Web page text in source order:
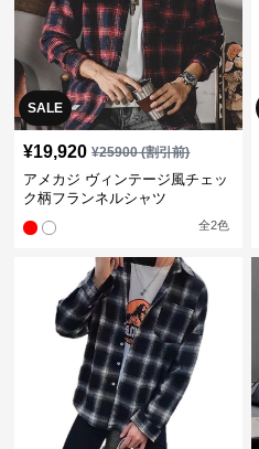
SALE
¥19,920 ¥25900(割引前)
アメカジ ヴィンテージ風チェッ
ク柄フランネルシャツ
全2色